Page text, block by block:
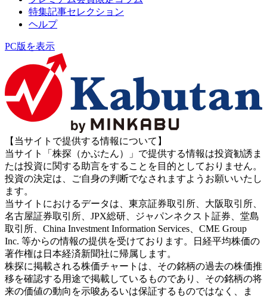
特集記事セレクション
ヘルプ
PC版を表示
【当サイトで提供する情報について】
当サイト「株探（かぶたん）」で提供する情報は投資勧誘ま
たは投資に関する助言をすることを目的としておりません。
投資の決定は、ご自身の判断でなされますようお願いいたし
ます。
当サイトにおけるデータは、東京証券取引所、大阪取引所、
名古屋証券取引所、JPX総研、ジャパンネクスト証券、堂島
取引所、China Investment Information Services、CME Group
Inc. 等からの情報の提供を受けております。日経平均株価の
著作権は日本経済新聞社に帰属します。
株探に掲載される株価チャートは、その銘柄の過去の株価推
移を確認する用途で掲載しているものであり、その銘柄の将
来の価値の動向を示唆あるいは保証するものではなく、ま